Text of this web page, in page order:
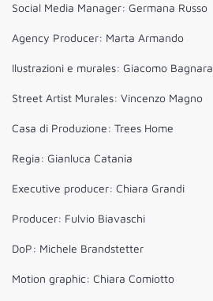
Social Media Manager: Germana Russo
Agency Producer: Marta Armando
Ilustrazioni e murales: Giacomo Bagnara
Street Artist Murales: Vincenzo Magno
Casa di Produzione: Trees Home
Regia: Gianluca Catania
Executive producer: Chiara Grandi
Producer: Fulvio Biavaschi
DoP: Michele Brandstetter
Motion graphic: Chiara Comiotto